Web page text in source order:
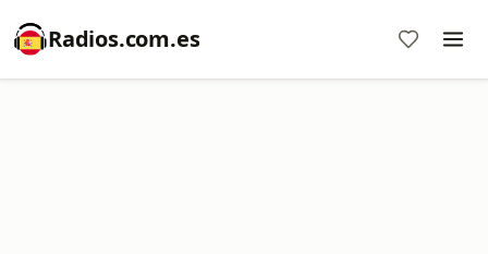
Radios.com.es